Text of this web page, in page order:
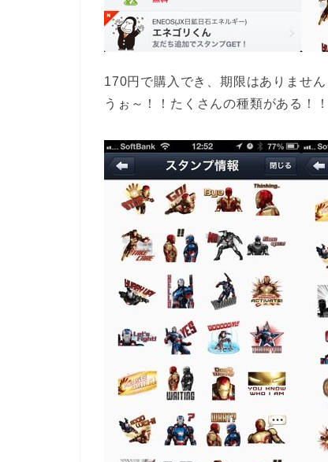
170円で購入でき、期限はありません
うぉ～！！たくさんの種類がある！！